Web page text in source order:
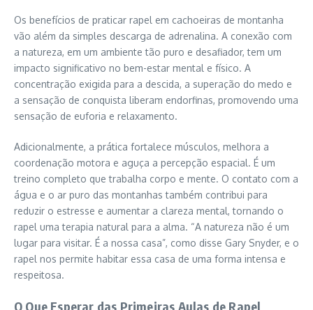
Os benefícios de praticar rapel em cachoeiras de montanha
vão além da simples descarga de adrenalina. A conexão com
a natureza, em um ambiente tão puro e desafiador, tem um
impacto significativo no bem-estar mental e físico. A
concentração exigida para a descida, a superação do medo e
a sensação de conquista liberam endorfinas, promovendo uma
sensação de euforia e relaxamento.
Adicionalmente, a prática fortalece músculos, melhora a
coordenação motora e aguça a percepção espacial. É um
treino completo que trabalha corpo e mente. O contato com a
água e o ar puro das montanhas também contribui para
reduzir o estresse e aumentar a clareza mental, tornando o
rapel uma terapia natural para a alma. “A natureza não é um
lugar para visitar. É a nossa casa”, como disse Gary Snyder, e o
rapel nos permite habitar essa casa de uma forma intensa e
respeitosa.
O Que Esperar das Primeiras Aulas de Rapel